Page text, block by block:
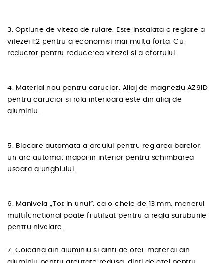
3. Optiune de viteza de rulare: Este instalata o reglare a
vitezei 1:2 pentru a economisi mai multa forta. Cu
reductor pentru reducerea vitezei si a efortului.
4. Material nou pentru carucior: Aliaj de magneziu AZ91D
pentru carucior si rola interioara este din aliaj de
aluminiu.
5. Blocare automata a arcului pentru reglarea barelor:
un arc automat inapoi in interior pentru schimbarea
usoara a unghiului.
6. Manivela „Tot in unul”: ca o cheie de 13 mm, manerul
multifunctional poate fi utilizat pentru a regla suruburile
pentru nivelare.
7. Coloana din aluminiu si dinti de otel: material din